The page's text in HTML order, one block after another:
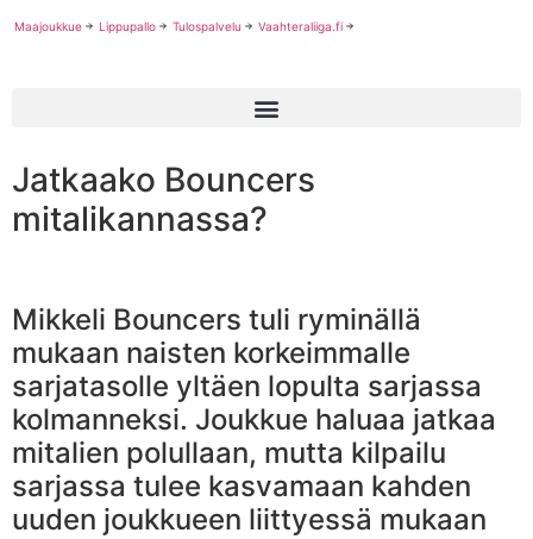
Maajoukkue Lippupallo Tulospalvelu Vaahteraliiga.fi
Jatkaako Bouncers
mitalikannassa?
Mikkeli Bouncers tuli ryminällä
mukaan naisten korkeimmalle
sarjatasolle yltäen lopulta sarjassa
kolmanneksi. Joukkue haluaa jatkaa
mitalien polullaan, mutta kilpailu
sarjassa tulee kasvamaan kahden
uuden joukkueen liittyessä mukaan